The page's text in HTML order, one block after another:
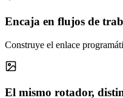
Encaja en flujos de
Construye el enlace
El mismo rotador,